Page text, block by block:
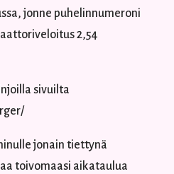
jonne puhelinnumeroni
2,54
sivuilta
jonain tiettynä
toivomaasi aikataulua